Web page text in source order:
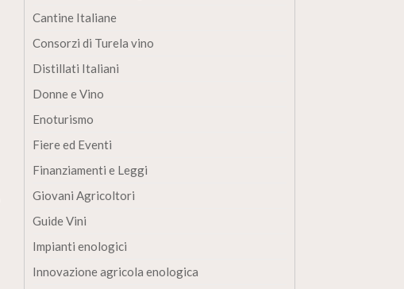
Cantine Italiane
Consorzi di Turela vino
Distillati Italiani
Donne e Vino
Enoturismo
Fiere ed Eventi
Finanziamenti e Leggi
Giovani Agricoltori
Guide Vini
Impianti enologici
Innovazione agricola enologica